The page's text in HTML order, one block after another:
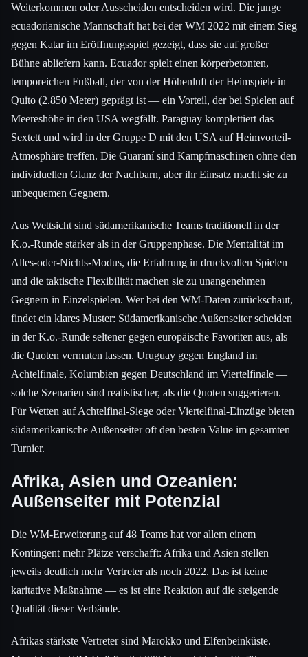
Weiterkommen oder Ausscheiden entscheiden wird. Die junge
ecuadorianische Mannschaft hat bei der WM 2022 mit einem Sieg
gegen Katar im Eröffnungsspiel gezeigt, dass sie auf großer
Bühne abliefern kann. Ecuador spielt einen körperbetonten,
temporeichen Fußball, der von der Höhenluft der Heimspiele in
Quito (2.850 Meter) geprägt ist — ein Vorteil, der bei Spielen auf
Meereshöhe in den USA wegfällt. Paraguay komplettiert das
Sextett und wird in der Gruppe D mit den USA auf Heimvorteil-
Atmosphäre treffen. Die Guaraní sind Kampfmaschinen ohne den
individuellen Glanz der Nachbarn, aber ihr Einsatz macht sie zu
unbequemen Gegnern.
Aus Wettsicht sind südamerikanische Teams traditionell in der
K.o.-Runde stärker als in der Gruppenphase. Die Mentalität im
Alles-oder-Nichts-Modus, die Erfahrung in druckvollen Spielen
und die taktische Flexibilität machen sie zu unangenehmen
Gegnern in Einzelspielen. Wer bei den WM-Daten zurückschaut,
findet ein klares Muster: Südamerikanische Außenseiter scheiden
in der K.o.-Runde seltener gegen europäische Favoriten aus, als
die Quoten vermuten lassen. Uruguay gegen England im
Achtelfinale, Kolumbien gegen Deutschland im Viertelfinale —
solche Szenarien sind realistischer, als die Quoten suggerieren.
Für Wetten auf Achtelfinal-Siege oder Viertelfinal-Einzüge bieten
südamerikanische Außenseiter oft den besten Value im gesamten
Turnier.
Afrika, Asien und Ozeanien:
Außenseiter mit Potenzial
Die WM-Erweiterung auf 48 Teams hat vor allem einem
Kontingent mehr Plätze verschafft: Afrika und Asien stellen
jeweils deutlich mehr Vertreter als noch 2022. Das ist keine
karitative Maßnahme — es ist eine Reaktion auf die steigende
Qualität dieser Verbände.
Afrikas stärkste Vertreter sind Marokko und Elfenbeinküste.